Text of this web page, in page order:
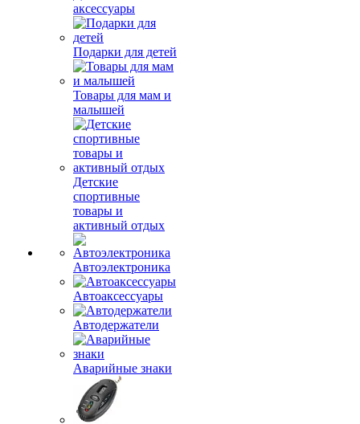
аксессуары
Подарки для детей
Товары для мам и
малышей
Детские
спортивные
товары и
активный отдых
Автоэлектроника
Автоаксессуары
Автодержатели
Аварийные знаки